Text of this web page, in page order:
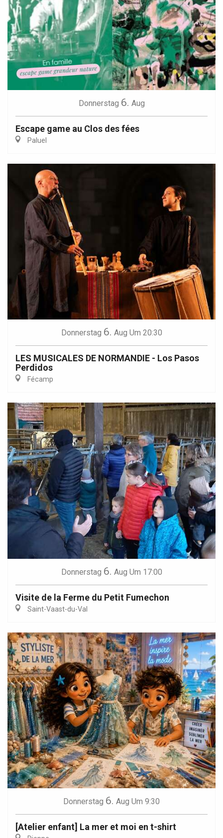
Donnerstag 6. Aug
Escape game au Clos des fées
Paluel
Donnerstag 6. Aug Um 20:30
LES MUSICALES DE NORMANDIE - Los Pasos
Perdidos
Fécamp
Donnerstag 6. Aug Um 17:00
Visite de la Ferme du Petit Fumechon
Saint-Vaast-du-Val
Donnerstag 6. Aug Um 9:30
[Atelier enfant] La mer et moi en t-shirt